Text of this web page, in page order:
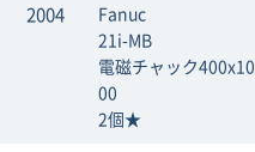
2004
Fanuc
21i-MB
電磁チャック400x10
00
2個★